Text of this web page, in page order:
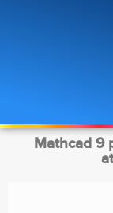
Mathcad 9